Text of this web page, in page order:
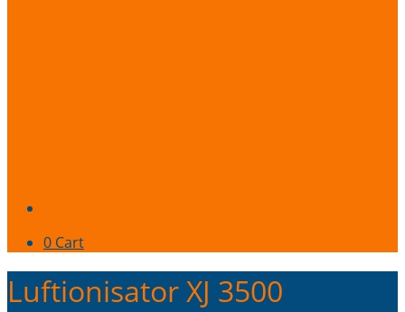
0 Cart
Luftionisator XJ 3500